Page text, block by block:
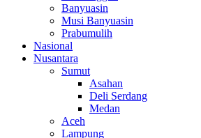
Banyuasin
Musi Banyuasin
Prabumulih
Nasional
Nusantara
Sumut
Asahan
Deli Serdang
Medan
Aceh
Lampung